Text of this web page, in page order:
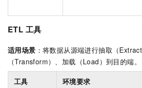
ETL 工具
适用场景 ：将数据从源端进行抽取（
（Transform）、加载（Load）到目的端。
工具 环境要求